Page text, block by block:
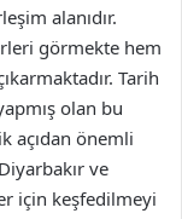
alanıdır.
görmekte hem
Tarih
olan bu
açıdan önemli
ve
için keşfedilmeyi